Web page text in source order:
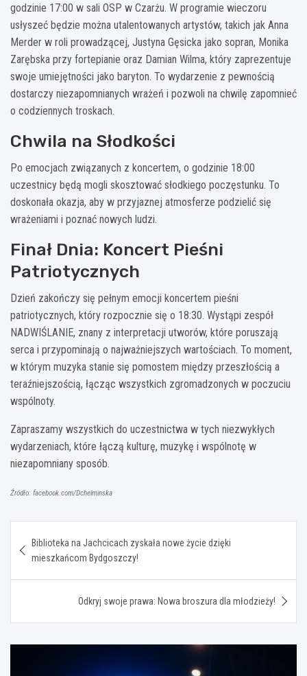
godzinie 17:00 w sali OSP w Czarżu. W programie wieczoru
usłyszeć będzie można utalentowanych artystów, takich jak Anna
Merder w roli prowadzącej, Justyna Gęsicka jako sopran, Monika
Zarębska przy fortepianie oraz Damian Wilma, który zaprezentuje
swoje umiejętności jako baryton. To wydarzenie z pewnością
dostarczy niezapomnianych wrażeń i pozwoli na chwilę zapomnieć
o codziennych troskach.
Chwila na Słodkości
Po emocjach związanych z koncertem, o godzinie 18:00
uczestnicy będą mogli skosztować słodkiego poczęstunku. To
doskonała okazja, aby w przyjaznej atmosferze podzielić się
wrażeniami i poznać nowych ludzi.
Finał Dnia: Koncert Pieśni
Patriotycznych
Dzień zakończy się pełnym emocji koncertem pieśni
patriotycznych, który rozpocznie się o 18:30. Wystąpi zespół
NADWIŚLANIE, znany z interpretacji utworów, które poruszają
serca i przypominają o najważniejszych wartościach. To moment,
w którym muzyka stanie się pomostem między przeszłością a
teraźniejszością, łącząc wszystkich zgromadzonych w poczuciu
wspólnoty.
Zapraszamy wszystkich do uczestnictwa w tych niezwykłych
wydarzeniach, które łączą kulturę, muzykę i wspólnotę w
niezapomniany sposób.
Źródło: facebook.com/Dchelminska
wpisu
Biblioteka na Jachcicach zyskała nowe życie dzięki
mieszkańcom Bydgoszczy!
Odkryj swoje prawa: Nowa broszura dla młodzieży!